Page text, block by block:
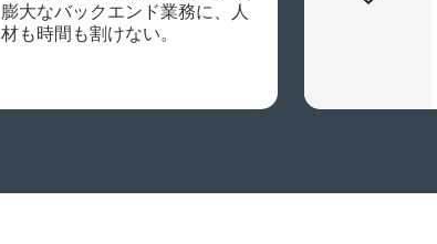
膨大なバックエンド業務に、人
材も時間も割けない。